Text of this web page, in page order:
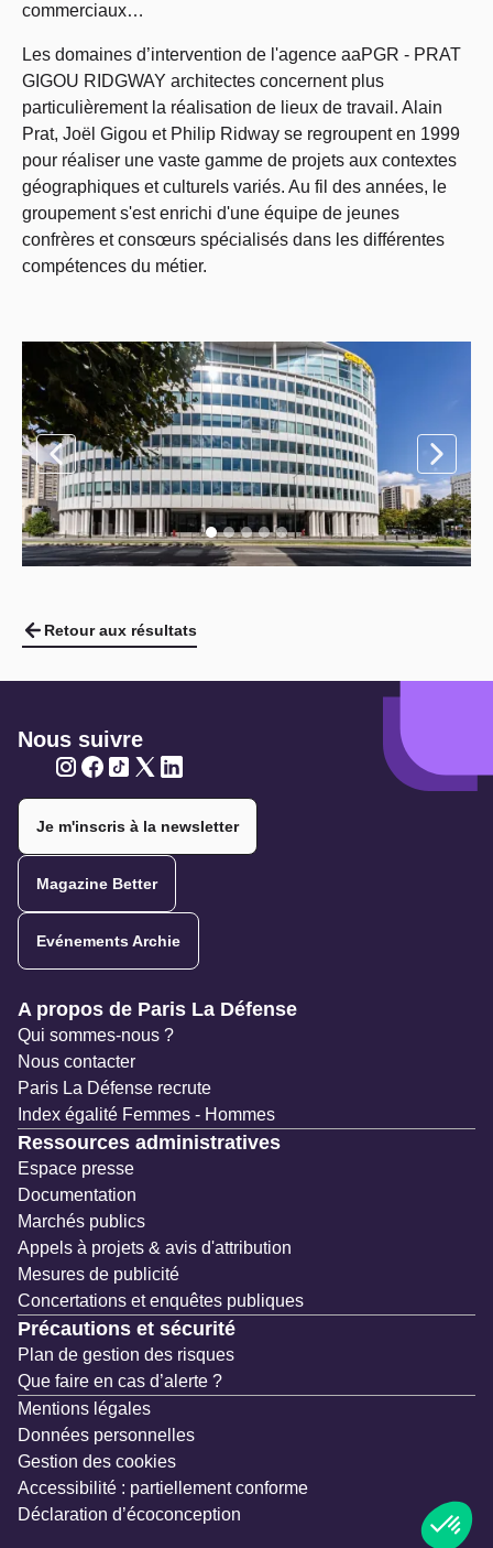
commerciaux…
Les domaines d’intervention de l'agence aaPGR - PRAT
GIGOU RIDGWAY architectes concernent plus
particulièrement la réalisation de lieux de travail. Alain
Prat, Joël Gigou et Philip Ridway se regroupent en 1999
pour réaliser une vaste gamme de projets aux contextes
géographiques et culturels variés. Au fil des années, le
groupement s'est enrichi d'une équipe de jeunes
confrères et consœurs spécialisés dans les différentes
compétences du métier.
Retour aux résultats
Nous suivre
Je m'inscris à la newsletter
Magazine Better
Evénements Archie
Navigation secondaire
A propos de Paris La Défense
Qui sommes-nous ?
Nous contacter
Paris La Défense recrute
Index égalité Femmes - Hommes
Ressources administratives
Espace presse
Documentation
Marchés publics
Appels à projets & avis d'attribution
Mesures de publicité
Concertations et enquêtes publiques
Précautions et sécurité
Plan de gestion des risques
Que faire en cas d’alerte ?
Mentions légales
Données personnelles
Gestion des cookies
Accessibilité : partiellement conforme
Déclaration d’écoconception